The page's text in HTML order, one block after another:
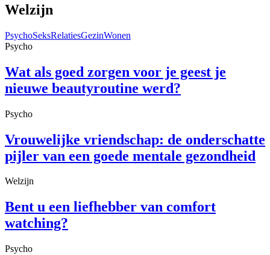
Welzijn
PsychoSeksRelatiesGezinWonen
Psycho
Wat als goed zorgen voor je geest je
nieuwe beautyroutine werd?
Psycho
Vrouwelijke vriendschap: de onderschatte
pijler van een goede mentale gezondheid
Welzijn
Bent u een liefhebber van comfort
watching?
Psycho